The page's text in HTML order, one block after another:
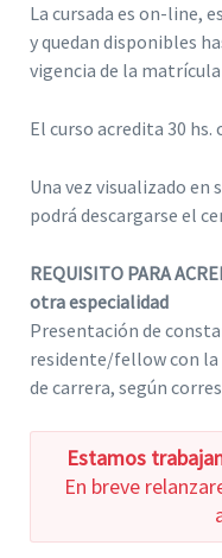
La cursada es on-line,
y quedan disponibles
vigencia de la matrícula
El curso acredita 30 hs.
Una vez visualizado
podrá descargarse el
REQUISITO PARA
otra especialidad
Presentación de
residente/fellow con
de carrera, según
Estamos
En breve